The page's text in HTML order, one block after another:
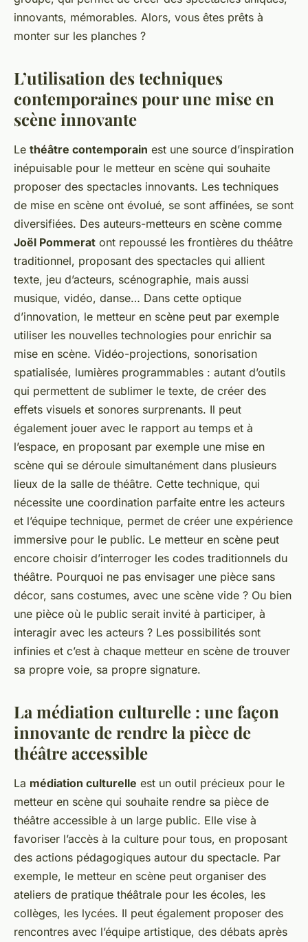
innovants, mémorables. Alors, vous êtes prêts à
monter sur les planches ?
L’utilisation des techniques
contemporaines pour une mise en
scène innovante
Le théâtre contemporain est une source d’inspiration
inépuisable pour le metteur en scène qui souhaite
proposer des spectacles innovants. Les techniques
de mise en scène ont évolué, se sont affinées, se sont
diversifiées. Des auteurs-metteurs en scène comme
Joël Pommerat ont repoussé les frontières du théâtre
traditionnel, proposant des spectacles qui allient
texte, jeu d’acteurs, scénographie, mais aussi
musique, vidéo, danse… Dans cette optique
d’innovation, le metteur en scène peut par exemple
utiliser les nouvelles technologies pour enrichir sa
mise en scène. Vidéo-projections, sonorisation
spatialisée, lumières programmables : autant d’outils
qui permettent de sublimer le texte, de créer des
effets visuels et sonores surprenants. Il peut
également jouer avec le rapport au temps et à
l’espace, en proposant par exemple une mise en
scène qui se déroule simultanément dans plusieurs
lieux de la salle de théâtre. Cette technique, qui
nécessite une coordination parfaite entre les acteurs
et l’équipe technique, permet de créer une expérience
immersive pour le public. Le metteur en scène peut
encore choisir d’interroger les codes traditionnels du
théâtre. Pourquoi ne pas envisager une pièce sans
décor, sans costumes, avec une scène vide ? Ou bien
une pièce où le public serait invité à participer, à
interagir avec les acteurs ? Les possibilités sont
infinies et c’est à chaque metteur en scène de trouver
sa propre voie, sa propre signature.
La médiation culturelle : une façon
innovante de rendre la pièce de
théâtre accessible
La médiation culturelle est un outil précieux pour le
metteur en scène qui souhaite rendre sa pièce de
théâtre accessible à un large public. Elle vise à
favoriser l’accès à la culture pour tous, en proposant
des actions pédagogiques autour du spectacle. Par
exemple, le metteur en scène peut organiser des
ateliers de pratique théâtrale pour les écoles, les
collèges, les lycées. Il peut également proposer des
rencontres avec l’équipe artistique, des débats après